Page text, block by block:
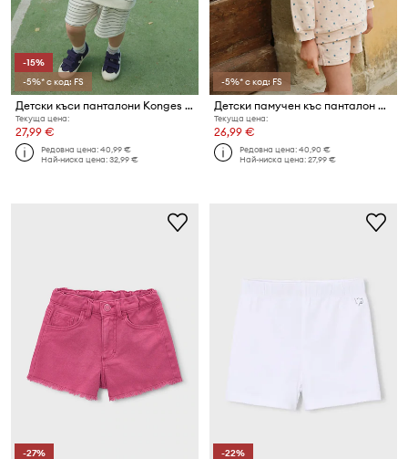
-15%
-5%* с код: FS
Детски къси панталони Konges Sløjd LOU SWEAT SHORTS OCS
Текуща цена:
27,99 €
Редовна цена:40,99 €
Най-ниска цена:32,99 €
-5%* с код: FS
Детски памучен къс панталон Konges Sløjd SPOTTY SWEAT SHORTS GOTS
Текуща цена:
26,99 €
Редовна цена:40,90 €
Най-ниска цена:27,99 €
-27%
-22%